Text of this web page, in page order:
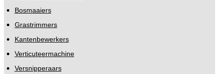
Bosmaaiers
Grastrimmers
Kantenbewerkers
Verticuteermachine
Versnipperaars